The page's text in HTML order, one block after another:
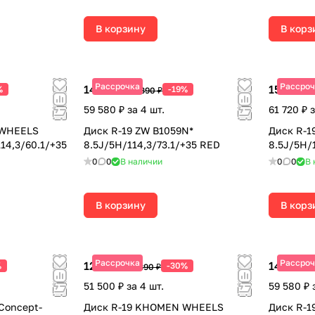
В корзину В
60.1/+35
Рассрочка
14 895 ₽18 390 ₽ -19%
59 580 ₽ за 4 шт.
Диск R-19 ZW B1059N*
8.5J/5H/114,3/73.1/+35 RED
0 0 В наличии
В корзину
15 430 ₽
61 720 ₽
Диск R-
8.5J/5H/
0 0 В
В
Рассрочка
12 875 ₽18 390 ₽ -30%
51 500 ₽ за 4 шт.
Диск R-19 KHOMEN WHEELS
14 895 ₽
59 580 ₽
Диск R-